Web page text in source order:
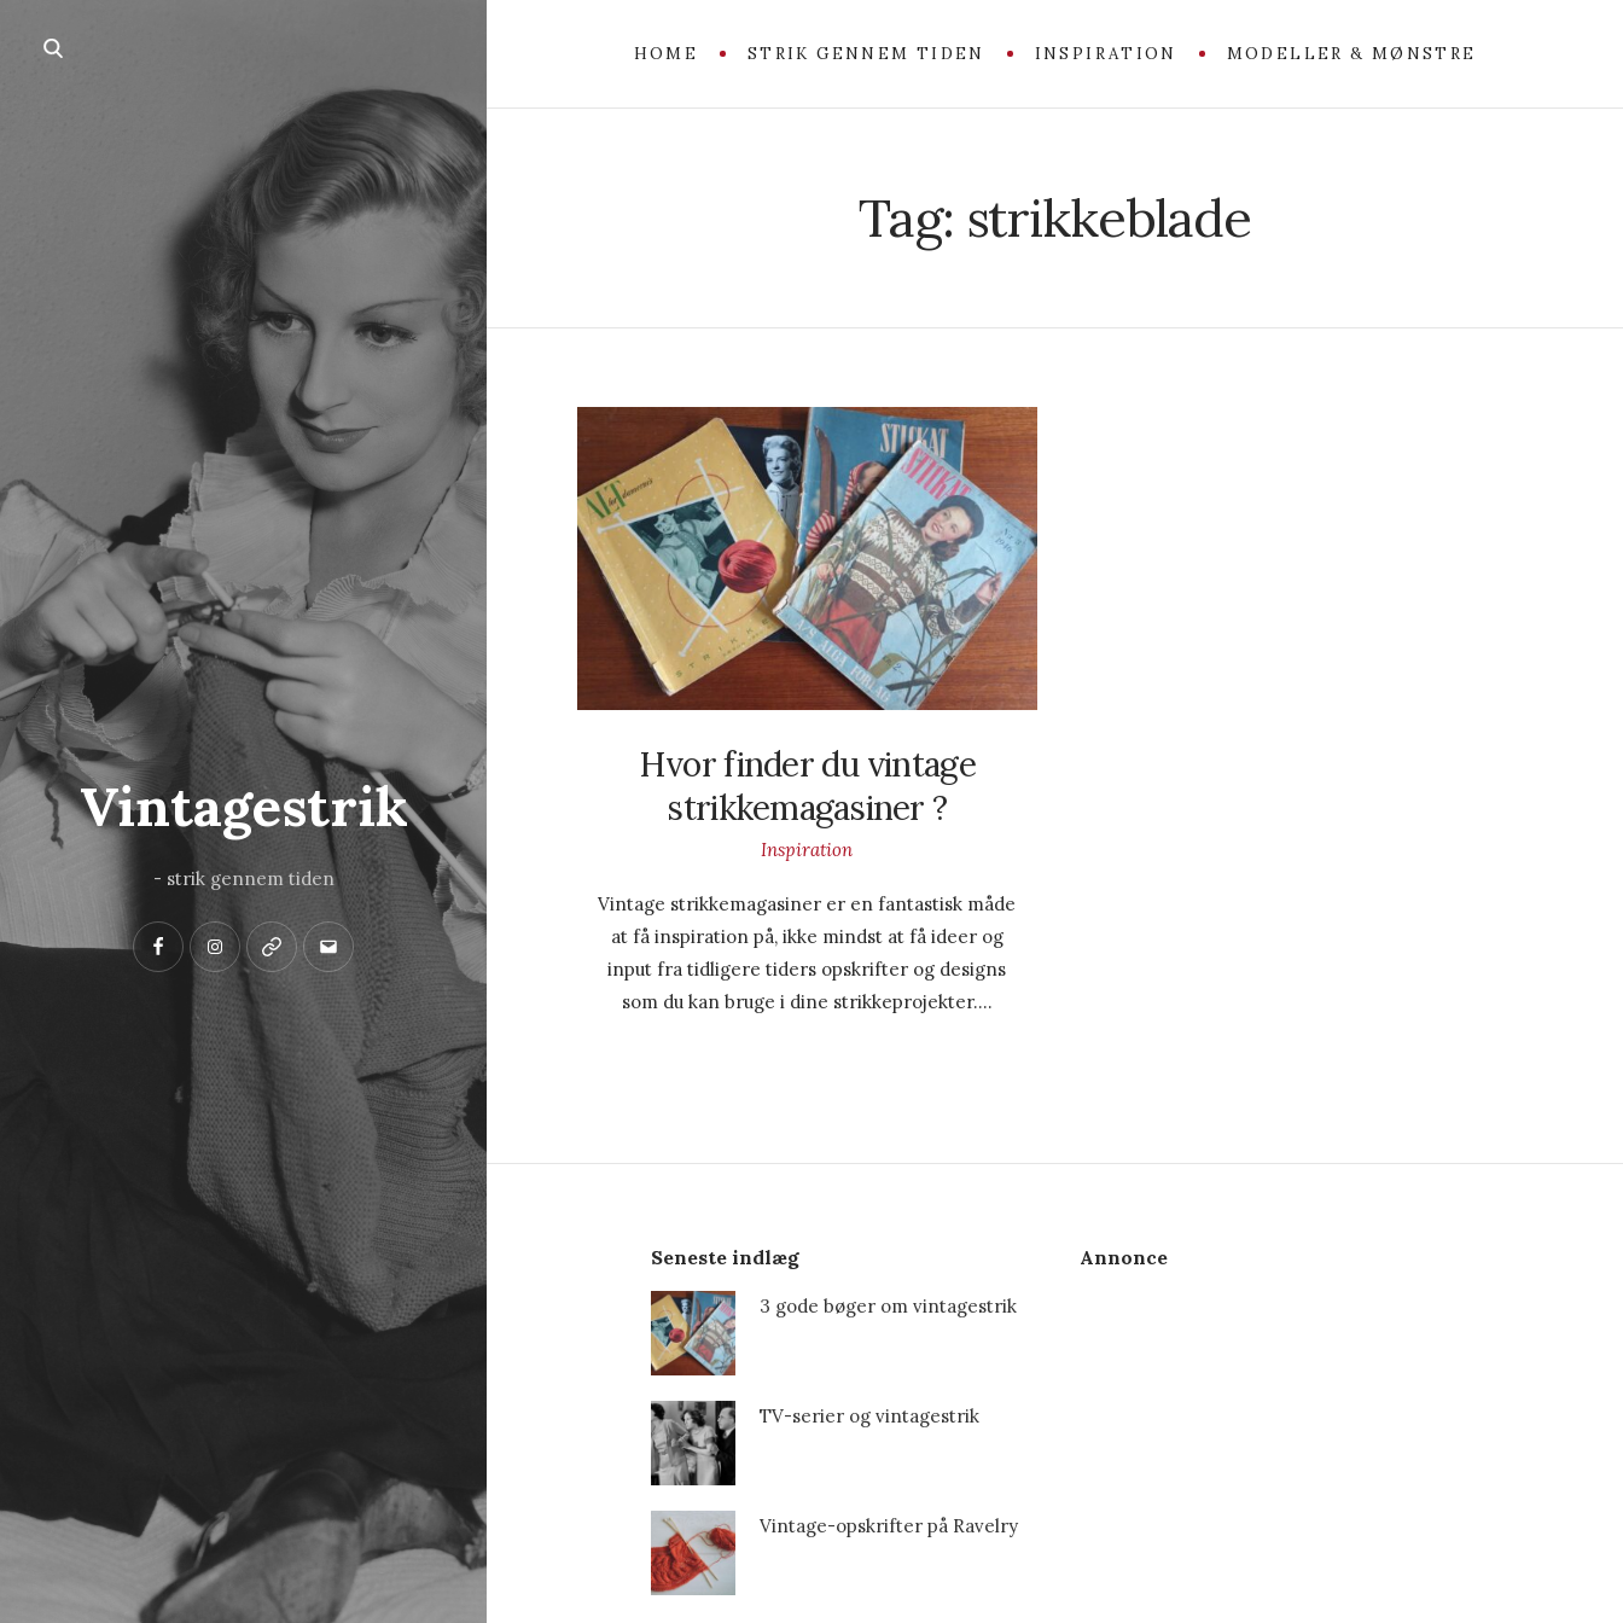
Vintagestrik
- strik gennem tiden
FacebookInstagramPinterest
Mail
HOME STRIK GENNEM TIDEN INSPIRATION MODELLER & MØNSTRE
Tag: strikkeblade
Hvor finder du vintage
strikkemagasiner ?
Inspiration
Vintage strikkemagasiner er en fantastisk måde
at få inspiration på, ikke mindst at få ideer og
input fra tidligere tiders opskrifter og designs
som du kan bruge i dine strikkeprojekter….
Seneste indlæg
3 gode bøger om vintagestrik
TV-serier og vintagestrik
Vintage-opskrifter på Ravelry
Annonce